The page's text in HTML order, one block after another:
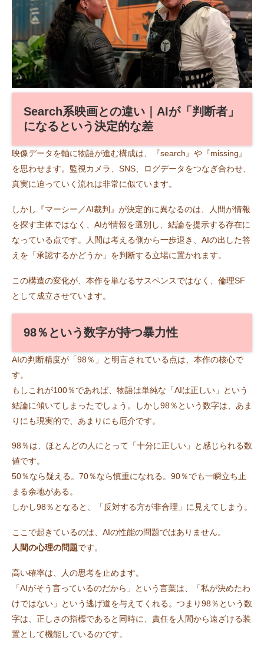
Search系映画との違い｜AIが「判断者」
になるという決定的な差
映像データを軸に物語が進む構成は、『search』や『missing』
を思わせます。監視カメラ、SNS、ログデータをつなぎ合わせ、
真実に迫っていく流れは非常に似ています。
しかし『マーシー／AI裁判』が決定的に異なるのは、人間が情報
を探す主体ではなく、AIが情報を選別し、結論を提示する存在に
なっている点です。人間は考える側から一歩退き、AIの出した答
えを「承認するかどうか」を判断する立場に置かれます。
この構造の変化が、本作を単なるサスペンスではなく、倫理SF
として成立させています。
98％という数字が持つ暴力性
AIの判断精度が「98％」と明言されている点は、本作の核心で
す。
もしこれが100％であれば、物語は単純な「AIは正しい」という
結論に傾いてしまったでしょう。しかし98％という数字は、あま
りにも現実的で、あまりにも厄介です。
98％は、ほとんどの人にとって「十分に正しい」と感じられる数
値です。
50％なら疑える。70％なら慎重になれる。90％でも一瞬立ち止
まる余地がある。
しかし98％となると、「反対する方が非合理」に見えてしまう。
ここで起きているのは、AIの性能の問題ではありません。
人間の心理の問題です。
高い確率は、人の思考を止めます。
「AIがそう言っているのだから」という言葉は、「私が決めたわ
けではない」という逃げ道を与えてくれる。つまり98％という数
字は、正しさの指標であると同時に、責任を人間から遠ざける装
置として機能しているのです。